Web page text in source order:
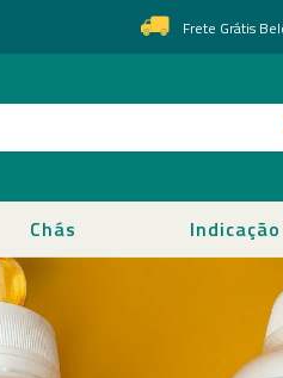
Frete Grátis
Chás